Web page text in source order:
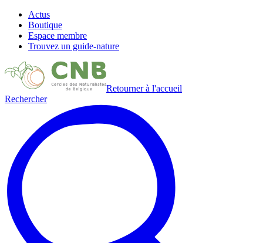
Actus
Boutique
Espace membre
Trouvez un guide-nature
Retourner à l'accueil
Rechercher